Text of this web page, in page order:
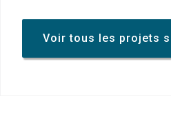
Voir tous les projets